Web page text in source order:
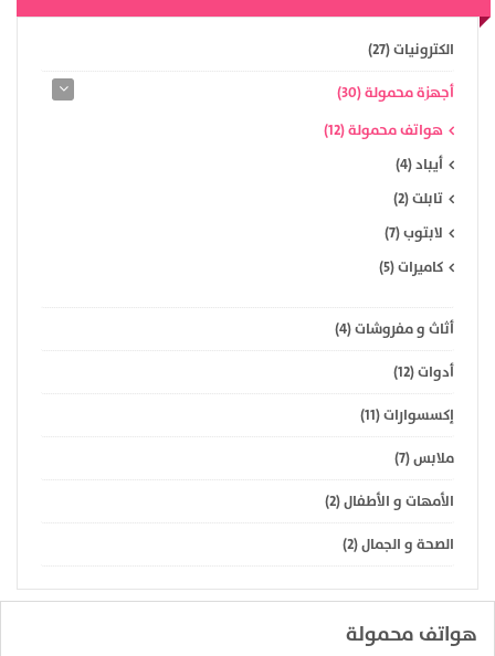
الكترونيات (27)
أجهزة محمولة (30)
هواتف محمولة (12)
أيباد (4)
تابلت (2)
لابتوب (7)
كاميرات (5)
أثاث و مفروشات (4)
أدوات (12)
إكسسوارات (11)
ملابس (7)
الأمهات و الأطفال (2)
الصحة و الجمال (2)
هواتف محمولة